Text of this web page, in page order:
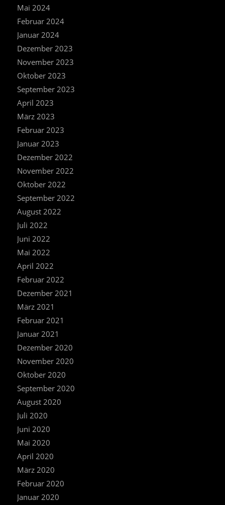
Mai 2024
Februar 2024
Januar 2024
Dezember 2023
November 2023
Oktober 2023
September 2023
April 2023
März 2023
Februar 2023
Januar 2023
Dezember 2022
November 2022
Oktober 2022
September 2022
August 2022
Juli 2022
Juni 2022
Mai 2022
April 2022
Februar 2022
Dezember 2021
März 2021
Februar 2021
Januar 2021
Dezember 2020
November 2020
Oktober 2020
September 2020
August 2020
Juli 2020
Juni 2020
Mai 2020
April 2020
März 2020
Februar 2020
Januar 2020